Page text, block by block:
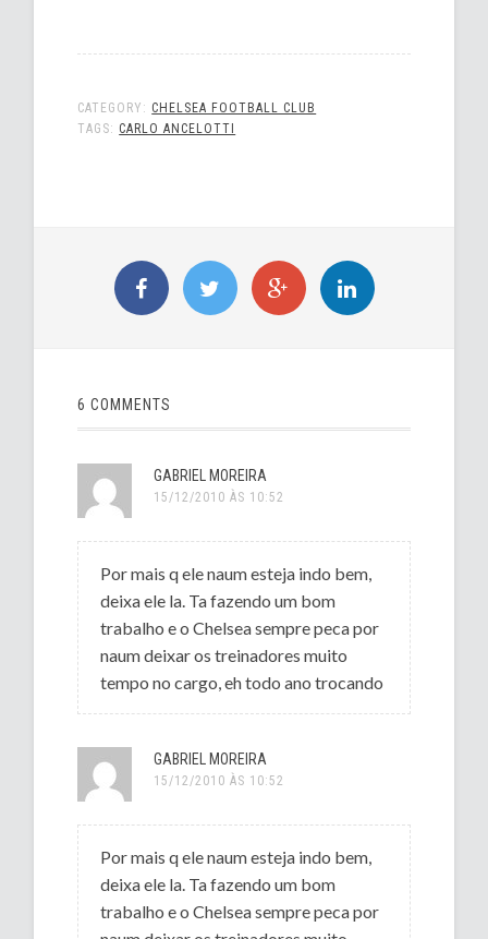
CATEGORY: CHELSEA FOOTBALL CLUB
TAGS: CARLO ANCELOTTI
6 COMMENTS
GABRIEL MOREIRA
15/12/2010 ÀS 10:52
Por mais q ele naum esteja indo bem,
deixa ele la. Ta fazendo um bom
trabalho e o Chelsea sempre peca por
naum deixar os treinadores muito
tempo no cargo, eh todo ano trocando
GABRIEL MOREIRA
15/12/2010 ÀS 10:52
Por mais q ele naum esteja indo bem,
deixa ele la. Ta fazendo um bom
trabalho e o Chelsea sempre peca por